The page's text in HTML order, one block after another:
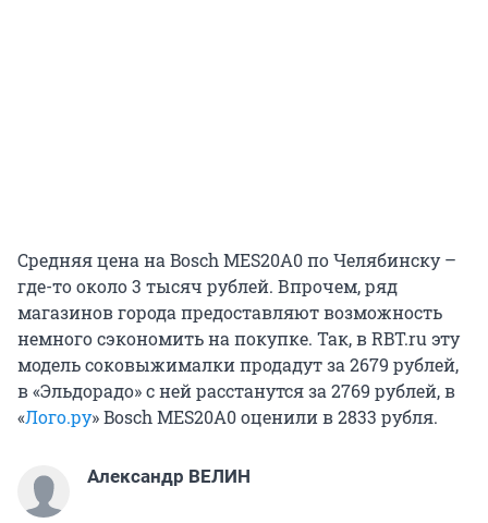
Средняя цена на Bosch MES20A0 по Челябинску –
где-то около 3 тысяч рублей. Впрочем, ряд
магазинов города предоставляют возможность
немного сэкономить на покупке. Так, в RBT.ru эту
модель соковыжималки продадут за 2679 рублей,
в «Эльдорадо» с ней расстанутся за 2769 рублей, в
«Лого.ру» Bosch MES20A0 оценили в 2833 рубля.
Александр ВЕЛИН